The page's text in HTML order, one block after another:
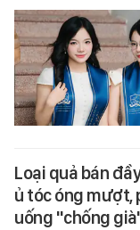
Loại quả bán
ủ tóc óng mượt,
uống "chống